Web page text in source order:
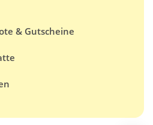
& Gutscheine